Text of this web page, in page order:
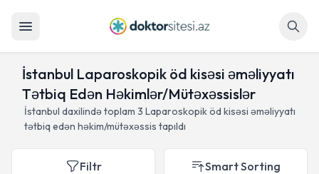
İstanbul Laparoskopik öd kisəsi əməliyyatı
Tətbiq Edən Həkimlər/Mütəxəssislər
İstanbul daxilində toplam 3 Laparoskopik öd kisəsi əməliyyatı
tətbiq edən həkim/mütəxəssis tapıldı
Filtr Smart Sorting